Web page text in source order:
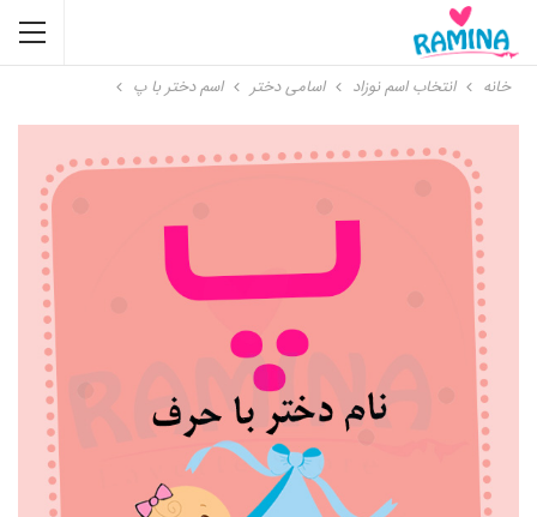
خانه انتخاب اسم نوزاد اسامی دختر اسم دختر با پ